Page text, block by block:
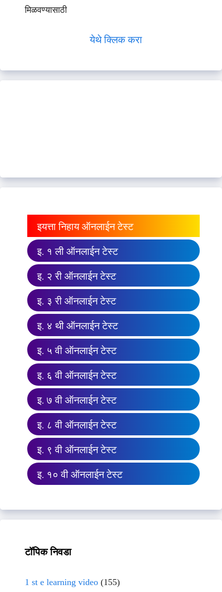
मिळवण्यासाठी
येथे क्लिक करा
इयत्ता निहाय ऑनलाईन टेस्ट
इ. १ ली ऑनलाईन टेस्ट
इ. २ री ऑनलाईन टेस्ट
इ. ३ री ऑनलाईन टेस्ट
इ. ४ थी ऑनलाईन टेस्ट
इ. ५ वी ऑनलाईन टेस्ट
इ. ६ वी ऑनलाईन टेस्ट
इ. ७ वी ऑनलाईन टेस्ट
इ. ८ वी ऑनलाईन टेस्ट
इ. ९ वी ऑनलाईन टेस्ट
इ. १० वी ऑनलाईन टेस्ट
टॉपिक निवडा
1 st e learning video (155)